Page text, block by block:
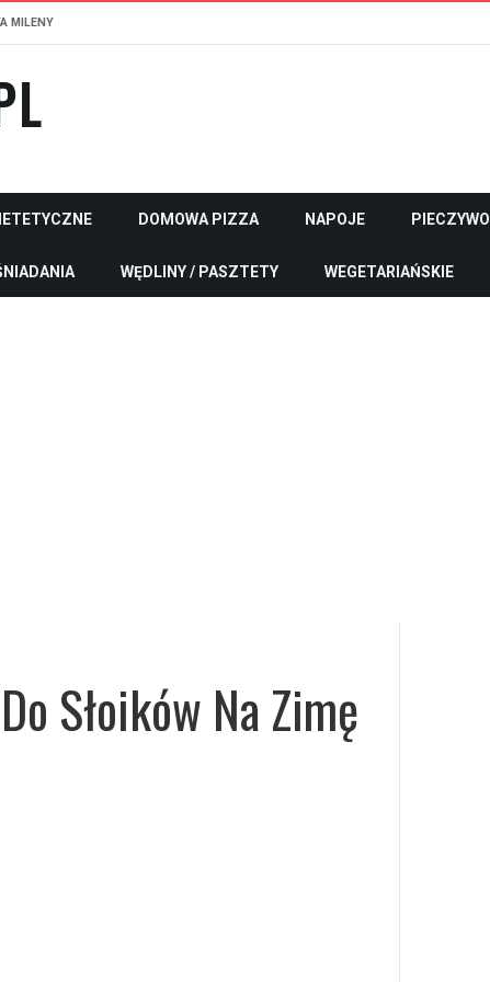
MILENY
DOMOWA PIZZA NAPOJE PIECZYWO
WĘDLINY / PASZTETY WEGETARIAŃSKIE
Słoików Na Zimę